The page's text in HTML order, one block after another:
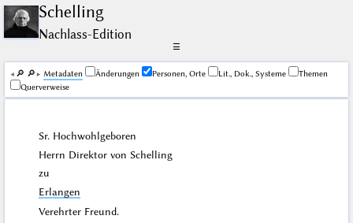
Schelling
Nachlass-Edition
☰
🔎︎ 🔎︎ Me­ta­da­ten Änderungen Personen, Orte Lit., Dok., Systeme
Themen
Querverweise
Sr. Hochwohlgeboren
Herrn Direktor von Schelling
zu
Erlangen
Verehrter Freund.